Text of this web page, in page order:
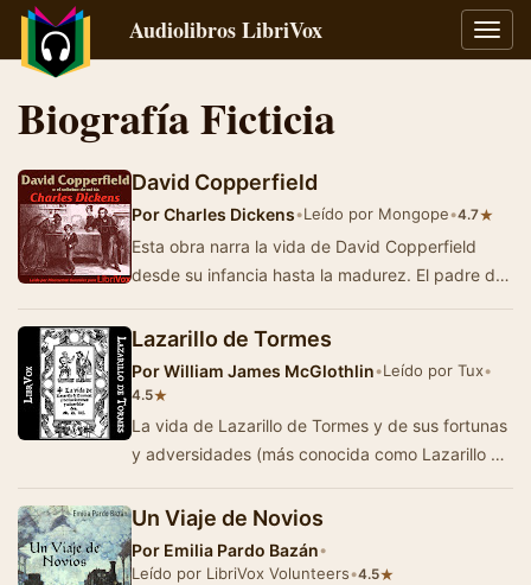
Audiolibros LibriVox
Biografía Ficticia
David Copperfield
PorCharles Dickens•Leído por Mongope•4.7★
Esta obra narra la vida de David Copperfield
desde su infancia hasta la madurez. El padre de
Lazarillo de Tormes
PorWilliam James McGlothlin•Leído por Tux•
4.5★
La vida de Lazarillo de Tormes y de sus fortunas
y adversidades (más conocida como Lazarillo de
Un Viaje de Novios
Por Emilia Pardo Bazán•
Leído por LibriVox Volunteers•4.5★